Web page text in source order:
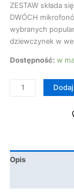
ZESTAW składa
DWÓCH
wybranych
dziewczynek w
Dostępność: w
ilość
GŁOŚNIK
bezprzewodowe
Opis